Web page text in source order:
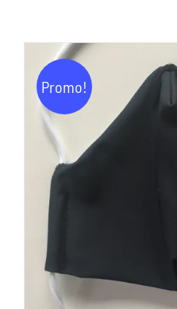
Promo!